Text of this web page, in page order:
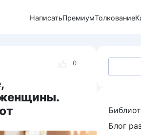
НаписатьПремиумТолкование
0
женщины.
Блог